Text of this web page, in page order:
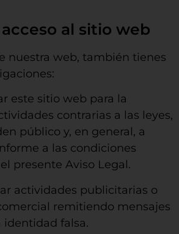
al sitio web
nuestra web, también tienes
este sitio web para la
contrarias a las leyes,
público y, en general, a
a las condiciones
presente Aviso Legal.
actividades publicitarias o
remitiendo mensajes
falsa.